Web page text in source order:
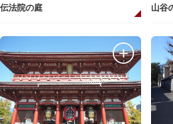
伝法院の庭 山谷